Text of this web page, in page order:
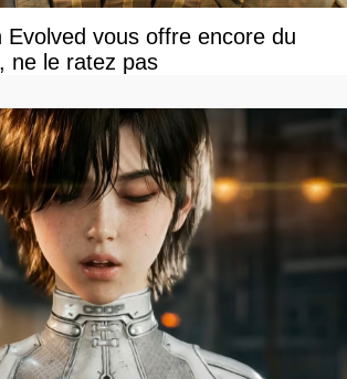
Evolved vous offre encore du
ne le ratez pas